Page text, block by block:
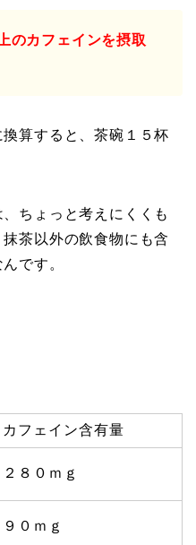
のカフェインを摂取
算すると、茶碗１５杯
ちょっと考えにくくも
茶以外の飲食物にも含
です。
カフェイン含有量
２８０ｍｇ
９０ｍｇ